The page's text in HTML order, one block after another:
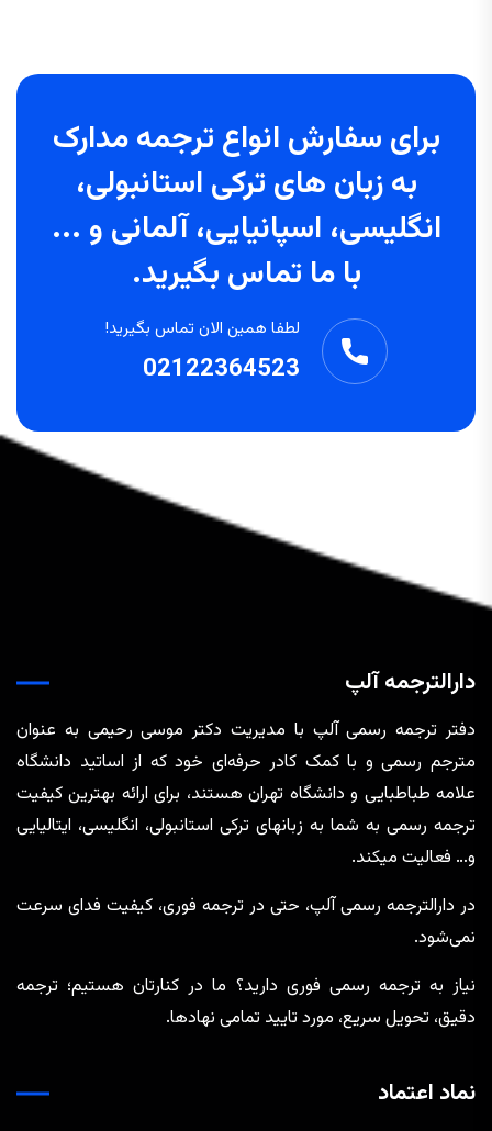
برای سفارش انواع ترجمه مدارک
به زبان های ترکی استانبولی،
انگلیسی، اسپانیایی، آلمانی و ...
با ما تماس بگیرید.
لطفا همین الان تماس بگیرید!
02122364523
دارالترجمه آلپ
دفتر ترجمه رسمی آلپ با مدیریت دکتر موسی رحیمی به عنوان
مترجم رسمی و با کمک کادر حرفه‌ای خود که از اساتید دانشگاه
علامه طباطبایی و دانشگاه تهران هستند، برای ارائه بهترین کیفیت
ترجمه رسمی به شما به زبانهای ترکی استانبولی، انگلیسی، ایتالیایی
و… فعالیت میکند.
در دارالترجمه رسمی آلپ، حتی در ترجمه‌ فوری، کیفیت فدای سرعت
نمی‌شود.
نیاز به ترجمه رسمی فوری دارید؟ ما در کنارتان هستیم؛ ترجمه
دقیق، تحویل سریع، مورد تایید تمامی نهادها.
نماد اعتماد